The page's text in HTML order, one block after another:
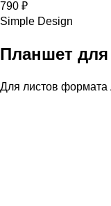
790 ₽
Simple Design
Планшет
Для листов формата